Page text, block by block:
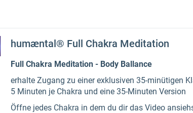
humæntal® Full Chakra Meditation
Full Chakra Meditation - Body Ballance
erhalte Zugang zu einer exklusiven 35-minütigen
5 Minuten je Chakra und eine 35-Minuten Version
Öffne jedes Chakra in dem du dir das Video